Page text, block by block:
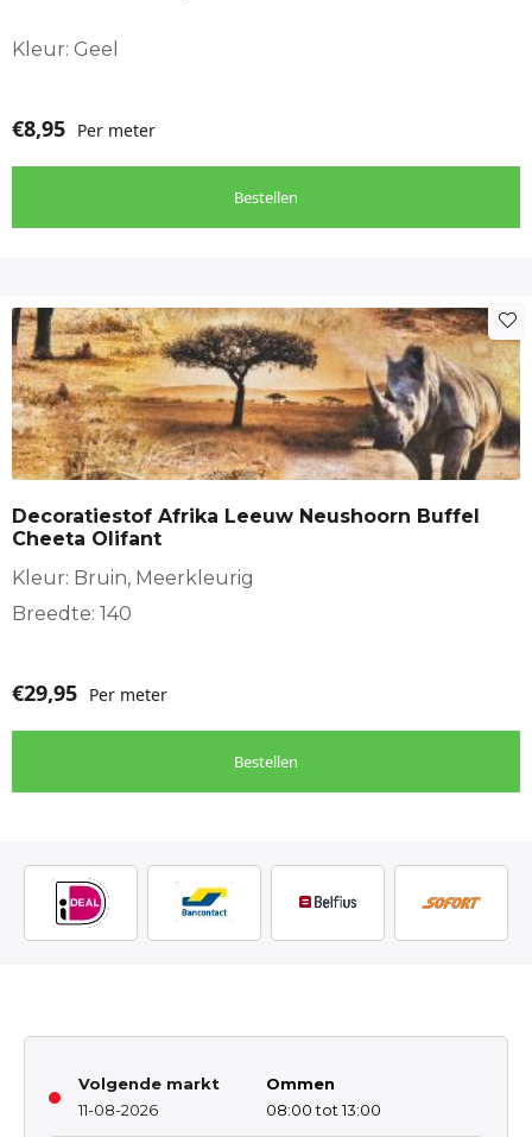
Kleur: Geel
€8,95 Per meter
Bestellen
Decoratiestof Afrika Leeuw Neushoorn Buffel
Cheeta Olifant
Kleur: Bruin, Meerkleurig
Breedte: 140
€29,95 Per meter
Bestellen
Volgende markt
11-08-2026
Ommen
08:00 tot 13:00